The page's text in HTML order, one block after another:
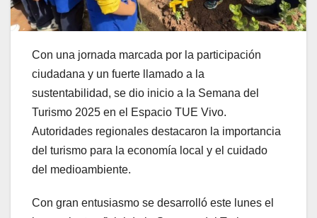
Con una jornada marcada por la participación
ciudadana y un fuerte llamado a la
sustentabilidad, se dio inicio a la Semana del
Turismo 2025 en el Espacio TUE Vivo.
Autoridades regionales destacaron la importancia
del turismo para la economía local y el cuidado
del medioambiente.
Con gran entusiasmo se desarrolló este lunes el